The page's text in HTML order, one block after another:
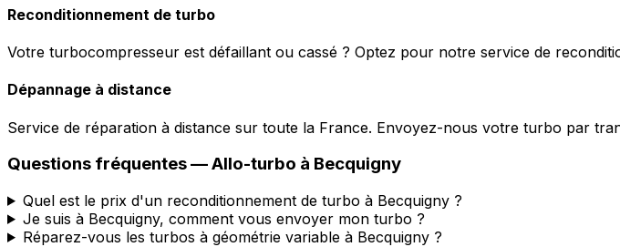
Reconditionnement de turbo
Votre turbocompresseur est défaillant ou cassé ? Optez pour notre service de
Dépannage à distance
Service de réparation à distance sur toute la France. Envoyez-nous votre turbo par
Questions fréquentes —Allo-turbo à Becquigny
Quel est le prix d'un reconditionnement de turbo à Becquigny ?
Je suis à Becquigny, comment vous envoyer mon turbo ?
Réparez-vous les turbos à géométrie variable à Becquigny ?